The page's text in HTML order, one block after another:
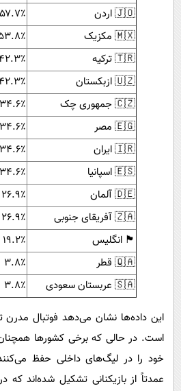
🇯🇴 اردن
۵۷.۷٪
🇲🇽 مکزیک
🇹🇷 ترکیه
۴۲.۳٪
🇺🇿 ازبکستان
۴۲.۳٪
🇨🇿 جمهوری چک
۳۴.۶٪
🇪🇬 مصر
۳۴.۶٪
🇮🇷 ایران
۳۴.۶٪
🇪🇸 اسپانیا
۳۴.۶٪
🇩🇪 آلمان
۲۶.۹٪
🇿🇦 آفریقای جنوبی
۲۶.۹٪
🏴 انگلیس
۱۹.۲٪
🇶🇦 قطر
۳.۸٪
🇸🇦 عربستان سعودی
۳.۸٪
این داده‌ها نشان می‌دهد فوتبال مدرن
است. در حالی که برخی کشورها
خود را در لیگ‌های داخلی حفظ
عمدتاً از بازیکنانی تشکیل شده‌اند که